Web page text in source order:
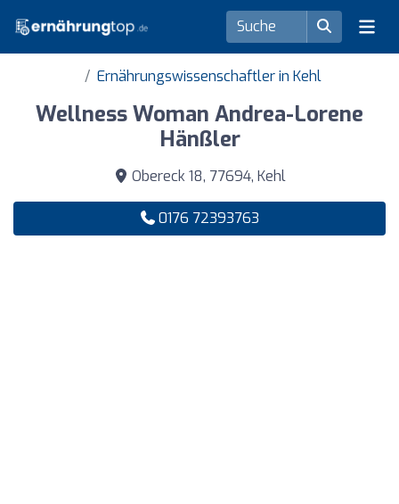
Ernährungswissenschaftler in Kehl
Wellness Woman Andrea-Lorene
Hänßler
Obereck 18, 77694, Kehl
0176 72393763